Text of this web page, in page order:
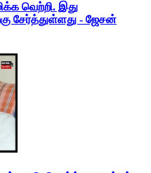
வெற்றி. இது
சேர்த்துள்ளது - ஜேசன்